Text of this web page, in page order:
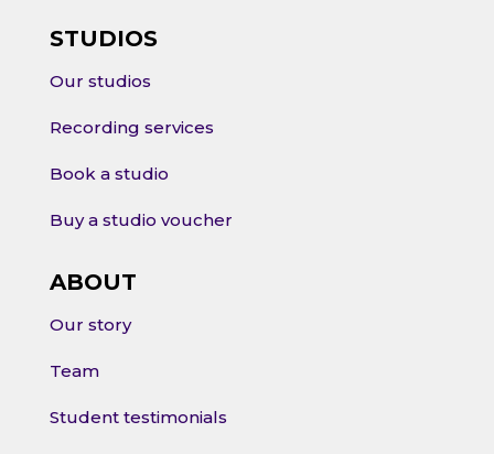
STUDIOS
Our studios
Recording services
Book a studio
Buy a studio voucher
ABOUT
Our story
Team
Student testimonials